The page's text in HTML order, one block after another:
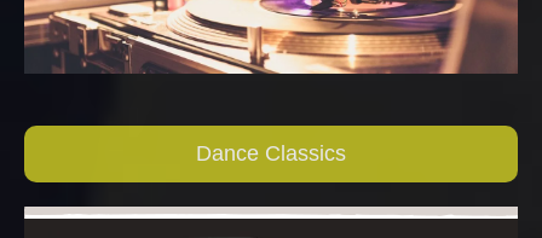
Dance Classics